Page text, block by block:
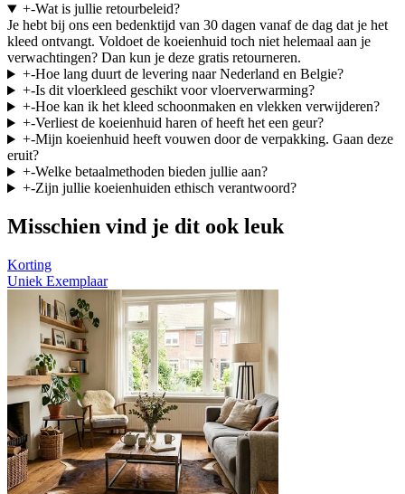
+-Wat is jullie retourbeleid?
Je hebt bij ons een bedenktijd van 30 dagen vanaf de dag dat je het
kleed ontvangt. Voldoet de koeienhuid toch niet helemaal aan je
verwachtingen? Dan kun je deze gratis retourneren.
+-Hoe lang duurt de levering naar Nederland en Belgie?
+-Is dit vloerkleed geschikt voor vloerverwarming?
+-Hoe kan ik het kleed schoonmaken en vlekken verwijderen?
+-Verliest de koeienhuid haren of heeft het een geur?
+-Mijn koeienhuid heeft vouwen door de verpakking. Gaan deze
eruit?
+-Welke betaalmethoden bieden jullie aan?
+-Zijn jullie koeienhuiden ethisch verantwoord?
Misschien vind je dit ook leuk
Korting
Uniek Exemplaar